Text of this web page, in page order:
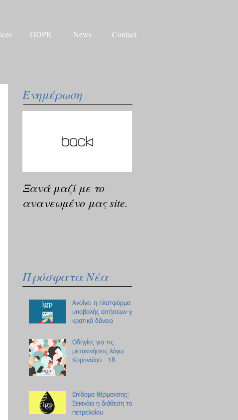
Ενημέρωση
Ξανά μαζί με το
ανανεωμένο μας site.
Πρόσφατα Νέα
Ανοίγει η πλατφόρμα
υποβολής αιτήσεων για
κρατικό δάνειο
Οδηγίες για τις
μετακινήσεις λόγω
Κοροναϊού - 18
Επίδομα θέρμανσης:
Ξεκινάει η διάθεση του
πετρελαίου
GDPR News Contact